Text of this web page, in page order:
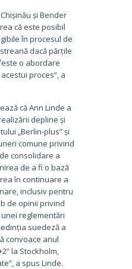
și Bender
că este posibil
în procesul de
dacă părțile
o abordare
proces”, a
că Ann Linde a
depline și
„Berlin-plus” și
comune privind
consolidare a
de a fi o bază
în continuare a
inclusiv pentru
de opinii privind
reglementări
suedeză a
convoace anul
la Stockholm,
a spus Linde.